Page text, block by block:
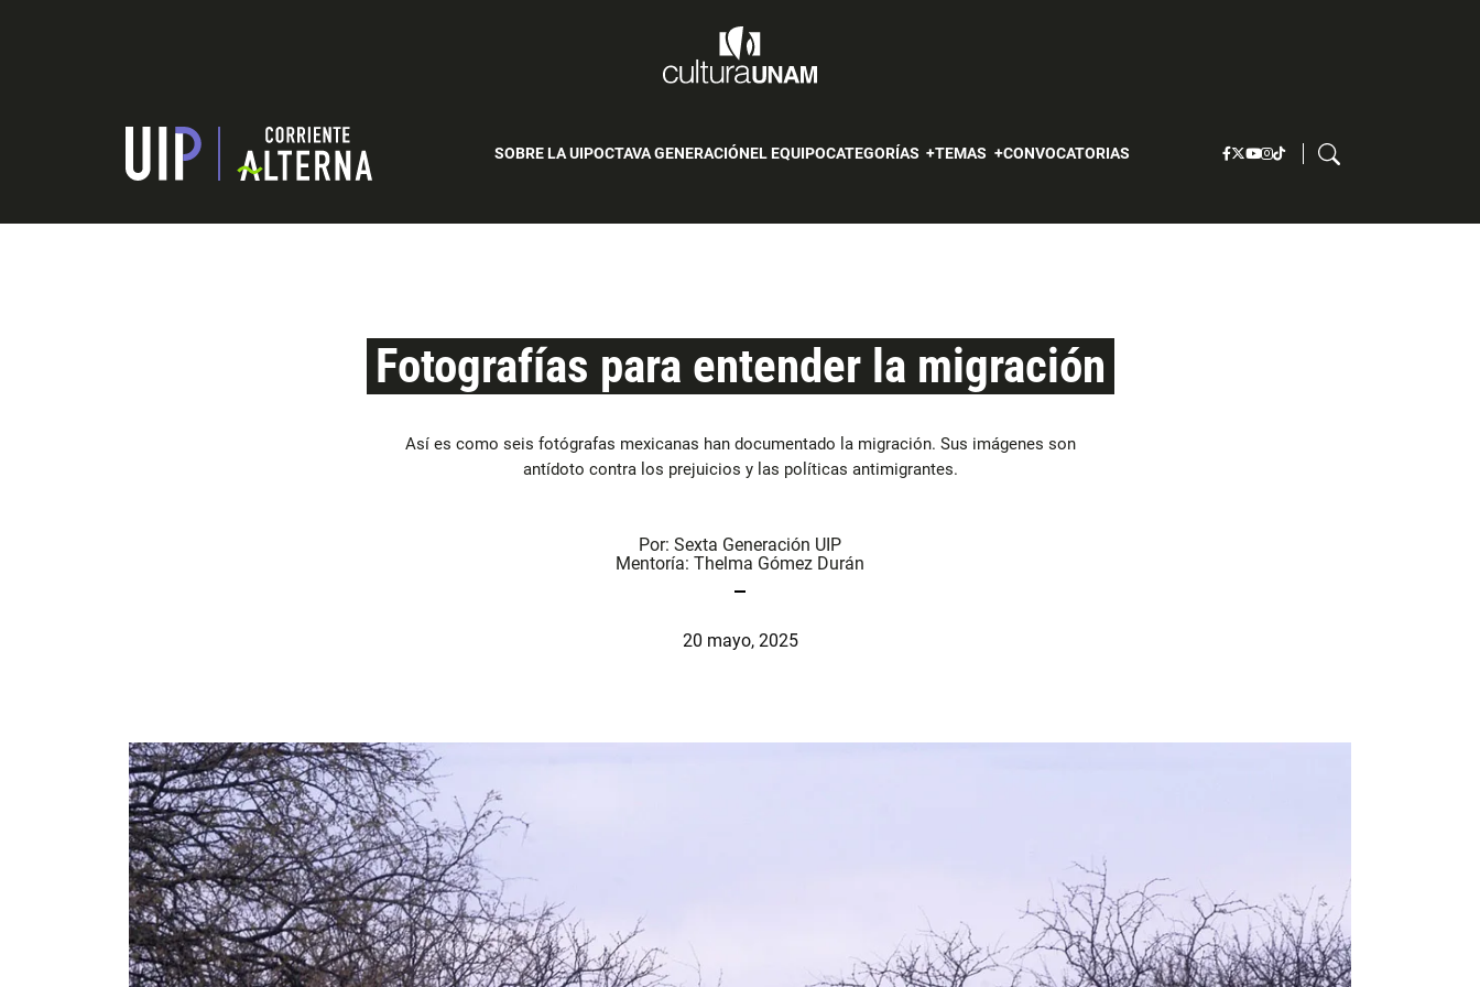
SOBRE LA UIPOCTAVA GENERACIÓNEL EQUIPOCATEGORÍAS TEMAS CONVOCATORIAS
Fotografías para entender la migración
Así es como seis fotógrafas mexicanas han documentado la migración. Sus imágenes son
antídoto contra los prejuicios y las políticas antimigrantes.
Por: Sexta Generación UIP
Mentoría: Thelma Gómez Durán
20 mayo, 2025